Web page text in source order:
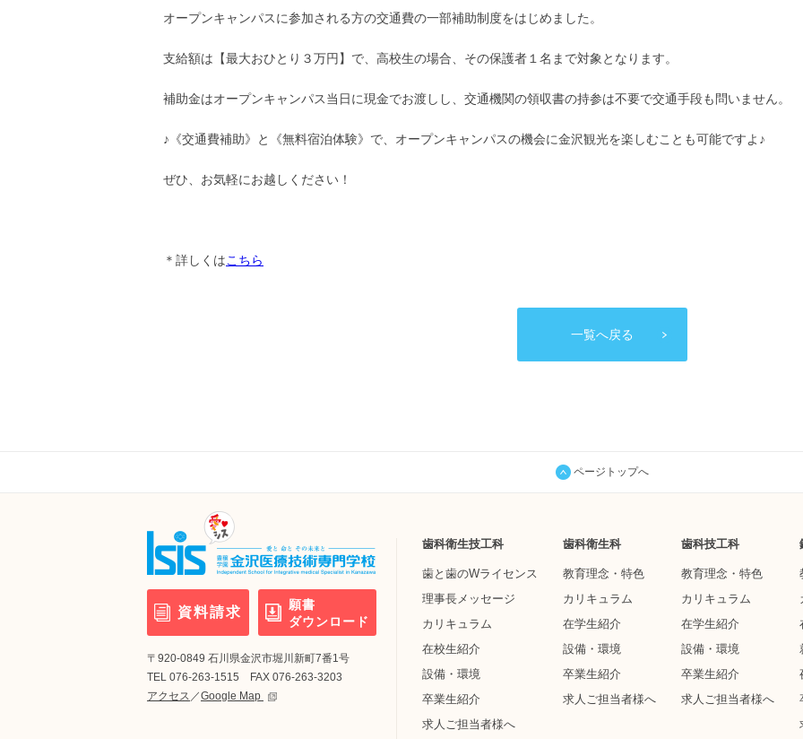
オープンキャンパスに参加される方の交通費の一部補助制度をはじめました。
支給額は【最大おひとり３万円】で、高校生の場合、その保護者１名まで対象となります。
補助金はオープンキャンパス当日に現金でお渡しし、交通機関の領収書の持参は不要で交通手段も問いません。
♪《交通費補助》と《無料宿泊体験》で、オープンキャンパスの機会に金沢観光を楽しむことも可能ですよ♪
ぜひ、お気軽にお越しください！
＊詳しくはこちら
一覧へ戻る
ページトップへ
資料請求
願書
ダウンロード
〒920-0849 石川県金沢市堀川新町7番1号
TEL 076-263-1515 FAX 076-263-3203
アクセス ／Google Map
歯科衛生技工科
歯と歯のWライセンス
理事長メッセージ
カリキュラム
在校生紹介
設備・環境
卒業生紹介
求人ご担当者様へ
歯科衛生科
教育理念・特色
カリキュラム
在学生紹介
設備・環境
卒業生紹介
求人ご担当者様へ
歯科技工科
教育理念・特色
カリキュラム
在学生紹介
設備・環境
卒業生紹介
求人ご担当者様へ